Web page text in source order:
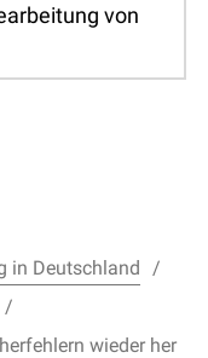
von
in Deutschland
wieder her